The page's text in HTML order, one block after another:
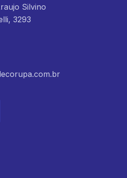
Silvino
3293